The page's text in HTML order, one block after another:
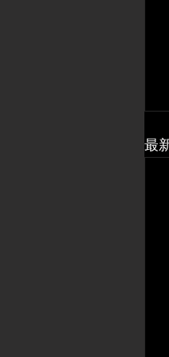
最